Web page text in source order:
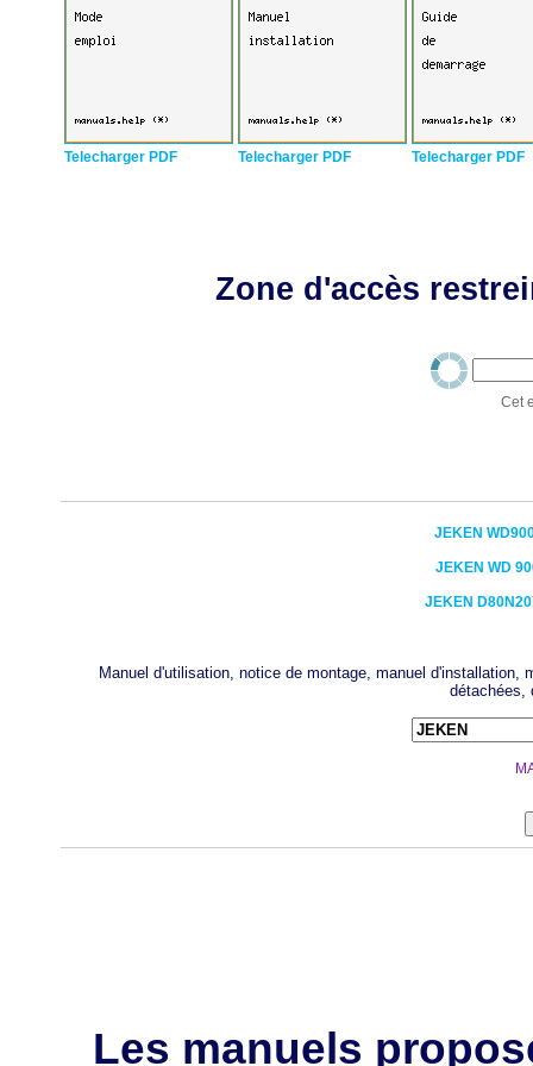
Telecharger PDF Telecharger PDF Telecharger PDF
Zone d'accès
Cet
JEKEN
JEKEN WD
JEKEN
Manuel d'utilisation, notice de montage, manuel
détachées,
Les manuels